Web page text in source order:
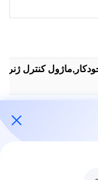
کنترل